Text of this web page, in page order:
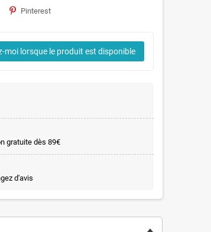
Pinterest
moi lorsque le produit est disponible
gratuite dès 89€
d'avis